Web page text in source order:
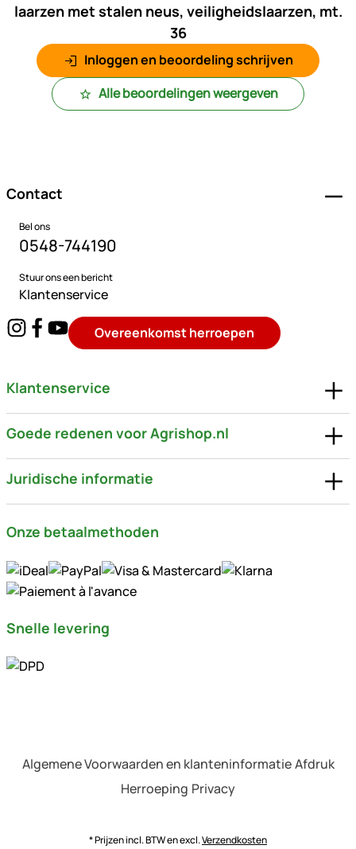
laarzen met stalen neus, veiligheidslaarzen, mt.
36
Inloggen en beoordeling schrijven
Alle beoordelingen weergeven
Contact
Bel ons
0548-744190
Stuur ons een bericht
Klantenservice
Overeenkomst herroepen
Klantenservice
Goede redenen voor Agrishop.nl
Juridische informatie
Onze betaalmethoden
Snelle levering
Algemene Voorwaarden en klanteninformatie Afdruk
Herroeping Privacy
* Prijzen incl. BTW en excl.Verzendkosten